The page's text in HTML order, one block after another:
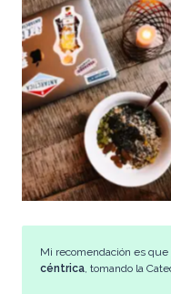
Mis días de trabajo
las horas sin actividades
Mi recomendación es
céntrica, tomando la